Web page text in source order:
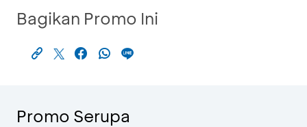
Bagikan Promo Ini
Promo Serupa